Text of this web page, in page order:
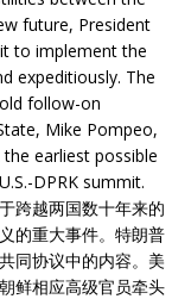
future, President
to implement the
expeditiously. The
follow-on
Mike Pompeo,
earliest possible
DPRK summit.
跨越两国数十年来的
的重大事件。特朗普
同协议中的内容。美
鲜相应高级官员牵头